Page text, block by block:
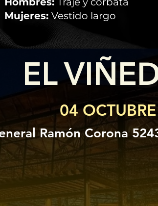
Mujeres: Vestido largo
EL
04 OCTUBRE
Ramón Corona